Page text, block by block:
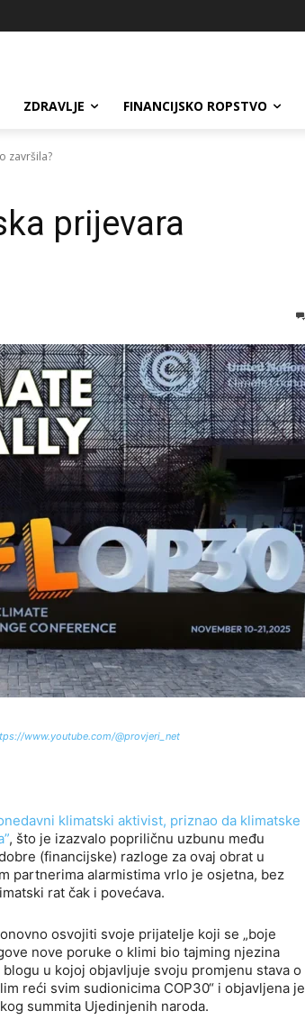
ZDRAVLJE FINANCIJSKO ROPSTVO
završila?
prijevara
www.youtube.com/@provjeri_net
klimatski aktivist, priznao da klimatske
, što je izazvalo popriličnu uzbunu među
(financijske) razloge za ovaj obrat u
partnerima alarmistima vrlo je osjetna, bez
rat čak i povećava.
osvojiti svoje prijatelje koji se „boje
nove poruke o klimi bio tajming njezina
u kojoj objavljuje svoju promjenu stava o
reći svim sudionicima COP30“ i objavljena je
summita Ujedinjenih naroda.